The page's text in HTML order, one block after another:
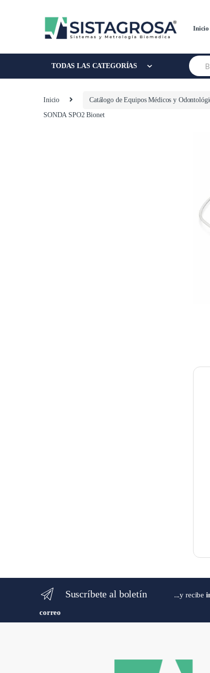
Inicio
TODAS LAS CATEGORÍAS
Buscar:
Inicio Catálogo de Equipos Médicos y
SONDA SPO2 Bionet
Suscríbete al boletín ...y recibe
correo